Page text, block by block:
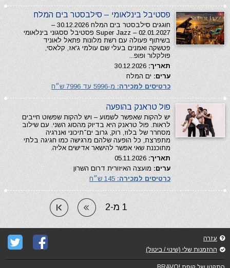
פסטיבל בינלאומי – סילבסטר בים המלח
חוגגים סילבסטר בים המלח 30.12.2026 –
02.01.2027 – Super Jazz פסטיבל ססגוני בינלאומי
בשיתוף פעולה עם רשת מלונות פתאל לאוניד
פטשקה ואמנים בעלי שם עולמי ג'אז, קלאסי,
פולקלור ופופ...
תאריך:
ערים: ים המלח
כרטיסים למכירה: מ-5996 עד 7996 ש״ח
פול טראנק בהופעה
יש להקות שאפשר לשמוע – ויש להקות שפשוט חייבים
לראות. פול טראנק היא בדיוק מהסוג השני. עם שילוב
מסחרר של בלוז, רוק, גרוב ים־תיכוני ואנרגיה
מתפרצת, כל הופעה שלהם מרגישה כמו חגיגה בלתי
מתוכננת שאי אפשר להישאר אדישים אליה.
תאריך:
ערים: מועצה האיזורית דרום השרון
כרטיסים למכירה:
1 מ-2
עזרה
ההזמנות שלי (שינוי / ביטול)